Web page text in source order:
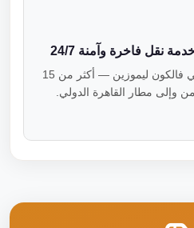
نقل فاخرة وآمنة 24/7
فريق خبراء النقل الفاخر في فالكون ليموزين — أكثر من 15
مطار القاهرة الدولي.